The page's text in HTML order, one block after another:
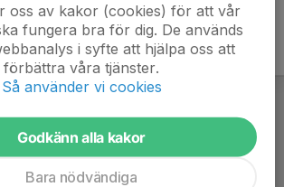
oss av kakor (cookies) för att vår
fungera bra för dig. De används
i syfte att hjälpa oss att
förbättra våra tjänster.
Så använder vi cookies
Godkänn alla kakor
Bara nödvändiga